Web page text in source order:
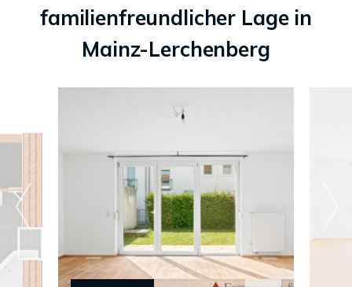
familienfreundlicher Lage in
Mainz-Lerchenberg